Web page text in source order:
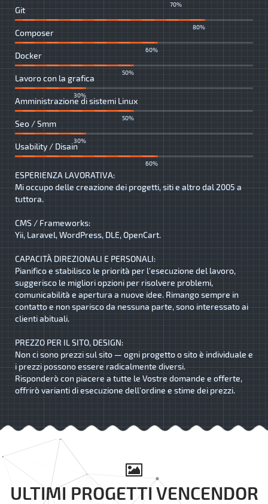
70%
Git
80%
Composer
60%
Docker
50%
Lavoro con la grafica
30%
Amministrazione di sistemi Linux
50%
Seo / Smm
30%
Usability / Disain
60%
ESPERIENZA LAVORATIVA:
Mi occupo delle creazione dei progetti, siti e altro dal 2005 a
tuttora.
CMS / Frameworks:
Yii, Laravel, WordPress, DLE, OpenCart.
CAPACITÀ DIREZIONALI E PERSONALI:
Pianifico e stabilisco le priorità per l'esecuzione del lavoro,
suggerisco le migliori opzioni per risolvere problemi,
comunicabilità e apertura a nuove idee. Rimango sempre in
contatto e non sparisco da nessuna parte, sono interessato ai
clienti abituali.
PREZZO PER IL SITO, DESIGN:
Non ci sono prezzi sul sito — ogni progetto o sito è individuale e
i prezzi possono essere radicalmente diversi.
Risponderò con piacere a tutte le Vostre domande e offerte,
offrirò varianti di esecuzione dell’ordine e stime dei prezzi.
ULTIMI PROGETTI VENCENDOR